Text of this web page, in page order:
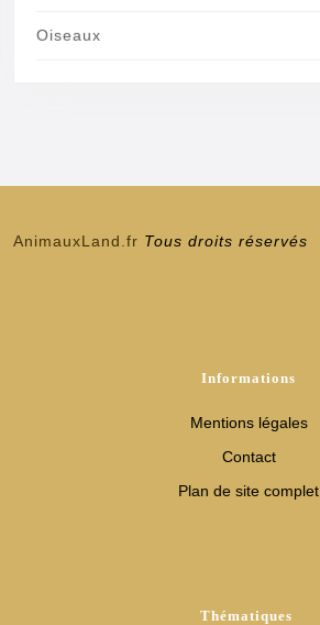
Oiseaux
AnimauxLand.fr Tous droits réservés
Informations
Mentions légales
Contact
Plan de site complet
Thématiques